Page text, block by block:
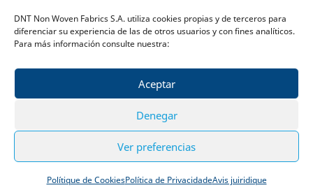
DNT Non Woven Fabrics S.A. utiliza cookies propias y de terceros para
diferenciar su experiencia de las de otros usuarios y con fines analíticos.
Para más información consulte nuestra:
Aceptar
Denegar
Ver preferencias
Polítique de CookiesPolítica de PrivacidadeAvis juiridique
SPUNBOND
RECYCLED BOND
TRABAILLE AVEC NOUS
© DNT NON WOVEN FABRICS 2025